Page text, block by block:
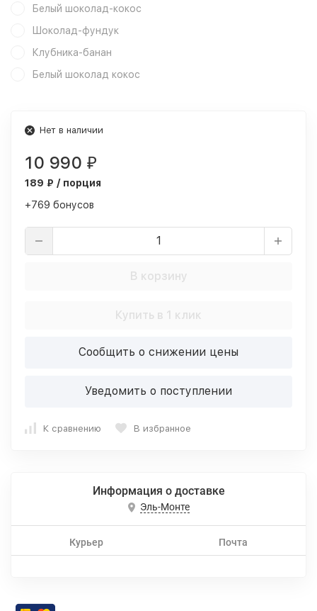
Белый шоколад-кокос
Шоколад-фундук
Клубника-банан
Белый шоколад кокос
Нет в наличии
10 990 ₽
189 ₽ / порция
+769 бонусов
В корзину
Купить в 1 клик
Сообщить о снижении цены
Уведомить о поступлении
К сравнению В избранное
Информация о доставке
Эль-Монте
Курьер Почта